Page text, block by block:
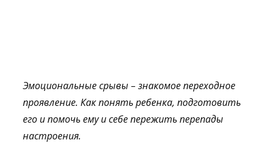
Эмоциональные срывы – знакомое переходное
проявление. Как понять ребенка, подготовить
его ипомочь ему и себе пережить перепады
настроения.